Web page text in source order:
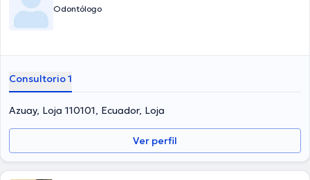
Odontólogo
Consultorio 1
Azuay, Loja 110101, Ecuador, Loja
Ver perfil